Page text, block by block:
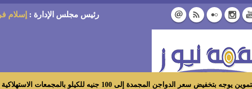
رئيس مجلس الإدارة : إسلام
إلى 100 جنيه للكيلو بالمجمعات الاستهلاكية ومعارض «أهلاً رمضان»